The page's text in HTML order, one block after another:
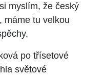
myslím, že český
máme tu velkou
po třísetové
světové